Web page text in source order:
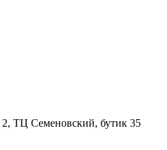
2, ТЦ Семеновский, бутик 35